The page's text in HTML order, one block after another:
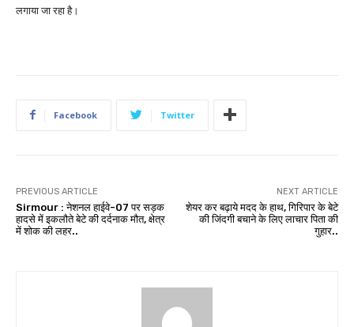
लगाया जा रहा है।
Facebook Twitter
PREVIOUS ARTICLE
Sirmour : नेशनल हाईवे-07 पर सड़क
हादसे में इकलौते बेटे की दर्दनाक मौत, क्षेत्र
में शोक की लहर..
NEXT ARTICLE
शेयर कर बढ़ाये मदद के हाथ, गिरिपार के बेटे
की जिंदगी बचाने के लिए लाचार पिता की
गुहार..